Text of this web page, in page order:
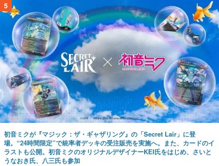
5
初音ミクが『マジック：ザ・ギャザリング』の「Secret Lair」に登
場。“24時間限定”で統率者デッキの受注販売を実施へ。また、カードのイ
ラストも公開。初音ミクのオリジナルデザイナーKEI氏をはじめ、さいと
うなおき氏、八三氏も参加